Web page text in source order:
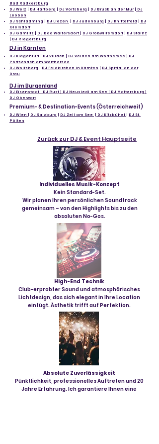
Bad Radkersburg
DJ Weiz
DJ Hartberg DJ Voitsberg DJ Bruck an der Mur|
DJ
Leoben
DJ Schladming
DJ Liezen DJ Judenburg DJ Knittelfeld
DJ
Gleisdorf
DJ Gamlitz
DJ Bad Waltersdorf DJ Großwilfersdorf
DJ Stainz
DJ Riegersburg
DJ in Kärnten
DJ Klagenfurt DJ Villach DJ Velden am Wörthersee
DJ
Pörtschach am Wörthersee
DJ Wolfsberg
DJ Feldkirchen in Kärnten
DJ Spittal an der
Drau
DJ im Burgenland
DJ Eisenstadt | DJ Rust | DJ Neusiedl am See | DJ Mattersburg |
DJ Oberwart
Premium- & Destination-Events (Österreichweit)
DJ Wien DJ Salzburg DJ Zell am See DJ Kitzbühel
DJ St.
Pölten
Zurück zur DJ & Event Hauptseite
Individuelles Musik-Konzept
Kein Standard-Set.
Wir planen Ihren persönlichen Soundtrack
gemeinsam – von den Highlights bis zu den
absoluten No-Gos.
High-End Technik
Club-erprobter Sound und atmosphärisches
Lichtdesign, das sich elegant in Ihre Location
einfügt. Ästhetik trifft auf Perfektion.
Absolute Zuverlässigkeit
Pünktlichkeit, professionelles Auftreten und 20
Jahre Erfahrung. Ich garantiere Ihnen eine